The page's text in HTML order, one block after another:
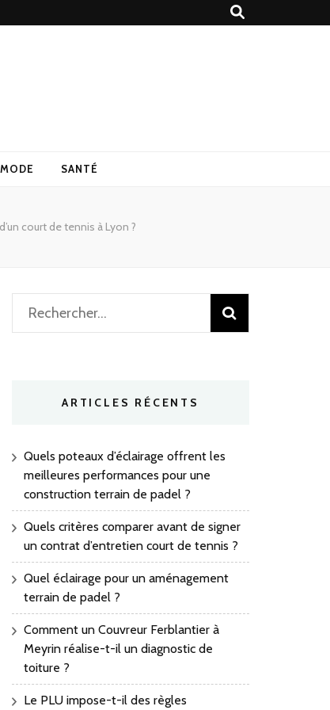
MODE SANTÉ
court de tennis à Lyon ?
Rechercher :
ARTICLES RÉCENTS
Quels poteaux d’éclairage offrent les
meilleures performances pour une
construction terrain de padel ?
Quels critères comparer avant de signer
un contrat d’entretien court de tennis ?
Quel éclairage pour un aménagement
terrain de padel ?
Comment un Couvreur Ferblantier à
Meyrin réalise-t-il un diagnostic de
toiture ?
Le PLU impose-t-il des règles